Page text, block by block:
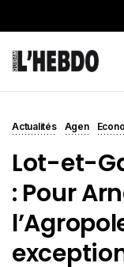
Actualités Agen
Lot-et-
: Pour